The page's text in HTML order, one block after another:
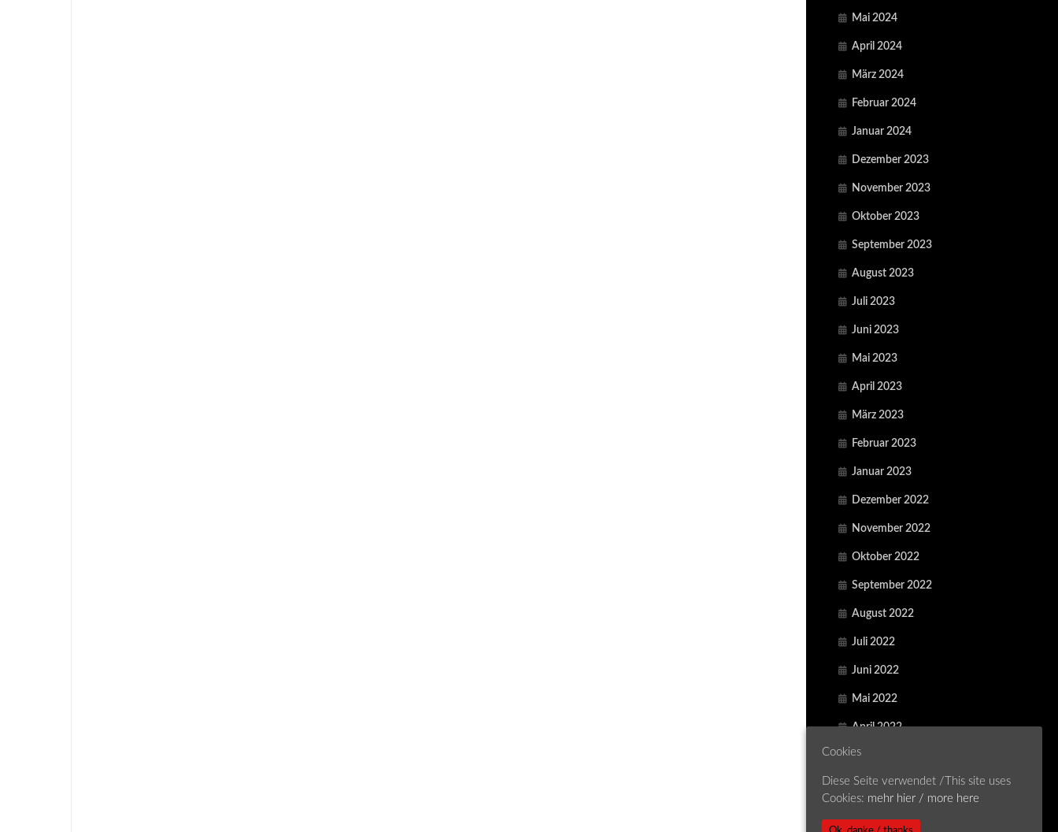
Mai 2024
April 2024
März 2024
Februar 2024
Januar 2024
Dezember 2023
November 2023
Oktober 2023
September 2023
August 2023
Juli 2023
Juni 2023
Mai 2023
April 2023
März 2023
Februar 2023
Januar 2023
Dezember 2022
November 2022
Oktober 2022
September 2022
August 2022
Juli 2022
Juni 2022
Mai 2022
April 2022
März 2022
Februar 2022
Cookies
Diese Seite verwendet /This site uses
Cookies: mehr hier / more here